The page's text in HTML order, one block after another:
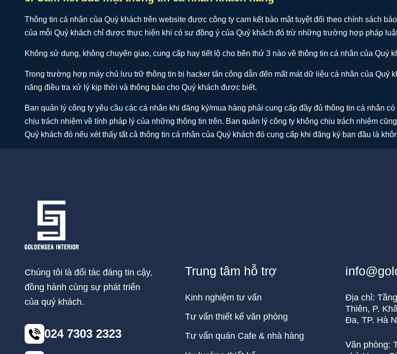
Thông tin cá nhân của Quý khách trên website được công ty cam kết bảo mật tuyệt đối theo chính sách
của mỗi Quý khách chỉ được thực hiện khi có sự đồng ý của Quý khách đó trừ những trường hợp pháp
Không sử dụng, không chuyển giao, cung cấp hay tiết lộ cho bên thứ 3 nào về thông tin cá nhân của Quý
Trong trường hợp máy chủ lưu trữ thông tin bị hacker tấn công dẫn đến mất mát dữ liệu cá nhân của Quý
năng điều tra xử lý kịp thời và thông báo cho Quý khách được biết.
Ban quản lý công ty yêu cầu các cá nhân khi đăng ký/mua hàng phải cung cấp đầy đủ thông tin cá nhân
chịu trách nhiệm về tính pháp lý của những thông tin trên. Ban quản lý công ty không chịu trách nhiệm
Quý khách đó nếu xét thấy tất cả thông tin cá nhân của Quý khách đó cung cấp khi đăng ký ban đầu là
Chúng tôi là đối tác đáng tin cậy,
đồng hành cùng sự phát triển
của quý khách.
024 7303 2323
Trung tâm hỗ trợ
Kinh nghiệm tư vấn
Tư vấn thiết kế văn phòng
Tư vấn quán Cafe & nhà hàng
Địa chỉ:
Thiên, P.
Đa, TP. Hà
Văn phòng: